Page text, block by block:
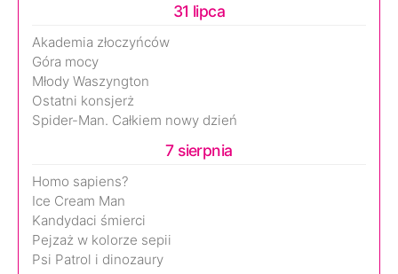
31 lipca
Akademia złoczyńców
Góra mocy
Młody Waszyngton
Ostatni konsjerż
Spider-Man. Całkiem nowy dzień
7 sierpnia
Homo sapiens?
Ice Cream Man
Kandydaci śmierci
Pejzaż w kolorze sepii
Psi Patrol i dinozaury